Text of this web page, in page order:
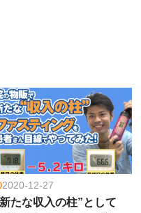
2020-12-27
たな収入の柱”として